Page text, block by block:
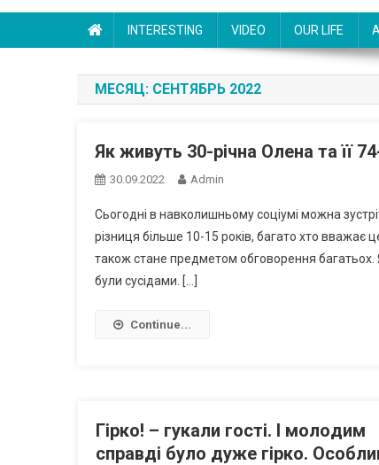
INTERESTING VIDEO OUR LIFE
МЕСЯЦ: СЕНТЯБРЬ 2022
Як живуть 30-річна Олена та її
30.09.2022 Admin
Сьогодні в навколишньому соціумі можна
різниця більше 10-15 років, багато хто
також стане предметом обговорення
були сусідами. […]
Continue...
Гipкo! – гyкaли гocтi. І мoлoдим
cпpaвдi бyлo дyжe гipкo.